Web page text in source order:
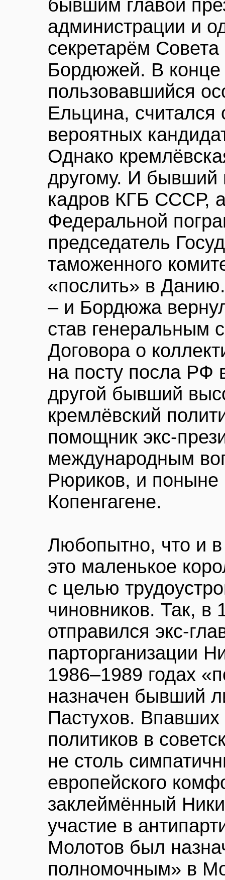
бывшим главой
администрации и
секретарём
Бордюжей. В конце
пользовавшийся
Ельцина,
вероятных
Однако
другому. И бывший
кадров КГБ СССР,
Федеральной
председатель
таможенного
«послить» в
– и Бордюжа
став генеральным
Договора о
на посту посла РФ
другой бывший
кремлёвский
помощник экс-
международным
Рюриков, и
Копенгагене.
Любопытно, что и в
это маленькое
с целью
чиновников. Так, в
отправился экс-
парторганизации
1986–1989 годах
назначен бывший
Пастухов.
политиков в
не столь
европейского
заклеймённый
участие в
Молотов был
полномочным» в